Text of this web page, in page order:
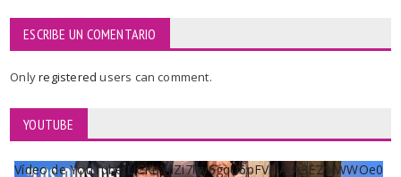
ESCRIBE UN COMENTARIO
Onlyregisteredusers can comment.
YOUTUBE
Vídeo de YouTube UCKqYjiZi7lzy6gqU6pFVFiA_A3EZ9JWWOe0